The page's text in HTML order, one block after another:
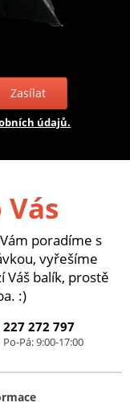
Zasílat
údajů.
poradíme s
vyřešíme
Váš balík, prostě
:)
227 272 797
Po-Pá: 9:00-17:00